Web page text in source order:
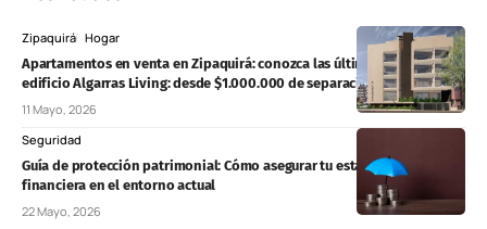
Zipaquirá Hogar
Apartamentos en venta en Zipaquirá: conozca las últimas unidades en
edificio Algarras Living: desde $1.000.000 de separación
11 Mayo, 2026
Seguridad
Guía de protección patrimonial: Cómo asegurar tu estabilidad
financiera en el entorno actual
22 Mayo, 2026